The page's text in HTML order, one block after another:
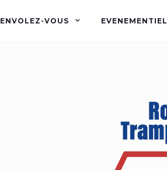
ENVOLEZ-VOUS EVENEMENTIEL